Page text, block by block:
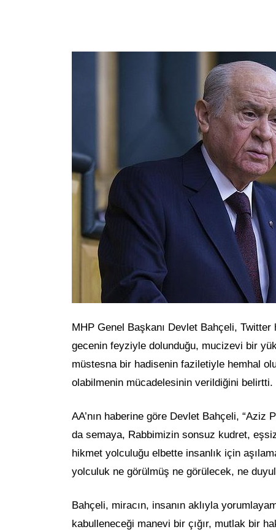
MHP Genel Başkanı Devlet Bahçeli, Twitter
gecenin feyziyle dolunduğu, mucizevi bir
müstesna bir hadisenin faziletiyle hemhal
olabilmenin mücadelesinin verildiğini belirtti.
AA’nın haberine göre Devlet Bahçeli, “Aziz
da semaya, Rabbimizin sonsuz kudret,
hikmet yolculuğu elbette insanlık için
yolculuk ne görülmüş ne görülecek, ne
Bahçeli, miracın, insanın aklıyla
kabulleneceği manevi bir çığır, mutlak bir